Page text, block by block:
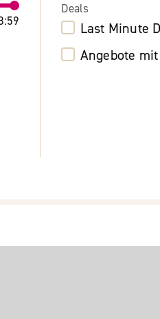
Deals
Last Minute
Angebote